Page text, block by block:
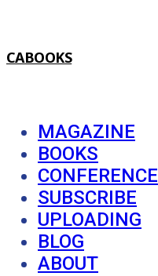
CABOOKS
MAGAZINE
BOOKS
CONFERENCE
SUBSCRIBE
UPLOADING
BLOG
ABOUT